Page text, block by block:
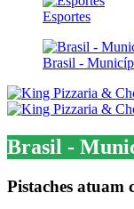
Esportes
Brasil -
Brasil -
Pistaches atuam